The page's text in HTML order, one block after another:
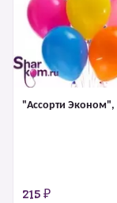
"Ассорти Эконом",
215 ₽